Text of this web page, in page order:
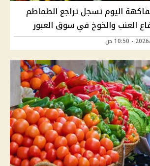
اليوم تسجل تراجع الطماطم
العنب والخوخ في سوق العبور